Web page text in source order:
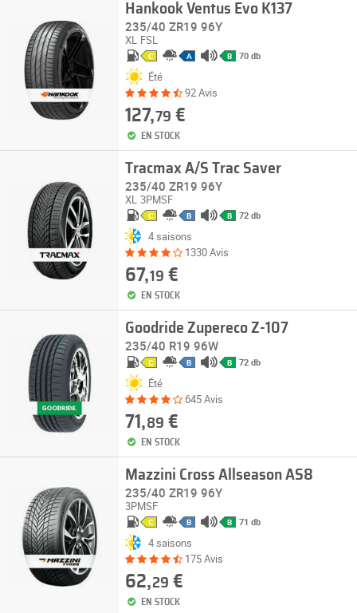
Hankook Ventus Evo K137
235/40 ZR19 96Y
XL FSL
C A B 70 db
Été
92 Avis
127,79 €
EN STOCK
Tracmax A/S Trac Saver
235/40 ZR19 96Y
XL 3PMSF
C B B 72 db
4 saisons
1330 Avis
67,19 €
EN STOCK
Goodride Zupereco Z-107
235/40 R19 96W
C B B 72 db
Été
645 Avis
71,89 €
EN STOCK
Mazzini Cross Allseason AS8
235/40 ZR19 96Y
3PMSF
C B B 71 db
4 saisons
175 Avis
62,29 €
EN STOCK